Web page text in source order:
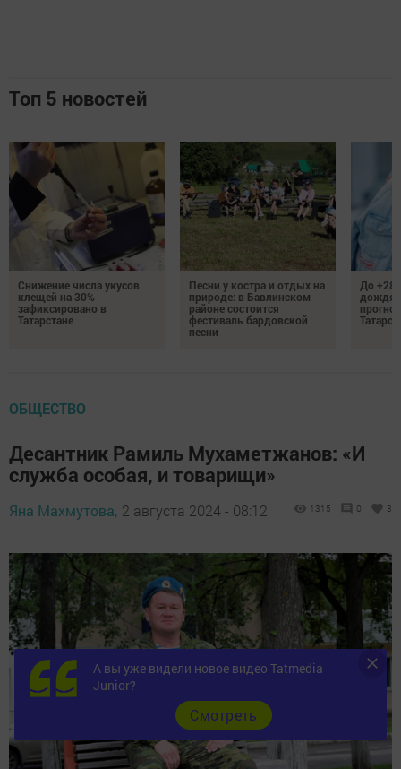
Топ 5 новостей
Снижение числа укусов
клещей на 30%
зафиксировано в
Татарстане
Песни у костра и отдых на
природе: в Бавлинском
районе состоится
фестиваль бардовской
песни
До +28
ОБЩЕСТВО
Десантник Рамиль Мухаметжанов: «И
служба особая, и товарищи»
Яна Махмутова, 2 августа 2024 - 08:12 1315 0 3
А вы уже видели новое видео Tatmedia
Junior?
Cмотреть